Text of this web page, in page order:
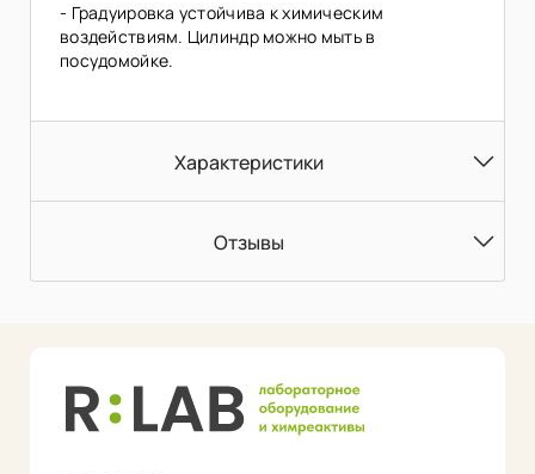
- Градуировка устойчива к химическим
воздействиям. Цилиндр можно мыть в
посудомойке.
Характеристики
Отзывы